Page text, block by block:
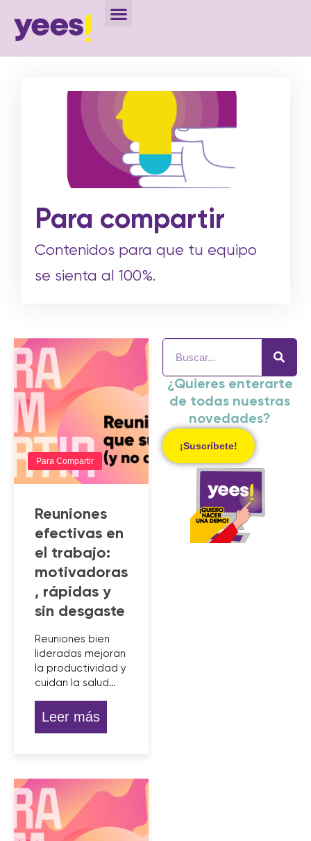
Para compartir
Contenidos para que tu equipo
se sienta al 100%.
Para Compartir
Reuniones
efectivas en
el trabajo:
motivadoras
, rápidas y
sin desgaste
Reuniones bien
lideradas mejoran
la productividad y
cuidan la salud…
Leer más
¿Quieres enterarte
de todas nuestras
novedades?
¡Suscríbete!